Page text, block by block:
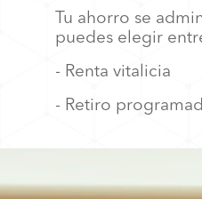
Tu ahorro se
puedes elegir
- Renta vitalicia
- Retiro